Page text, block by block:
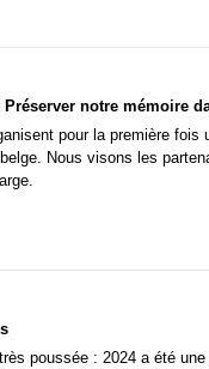
notre mémoire
pour la première
Nous visons les
poussée : 2024 a été